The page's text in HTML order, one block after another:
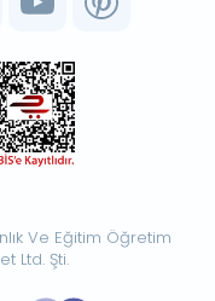
Ve Eğitim Öğretim
Ltd. Şti.